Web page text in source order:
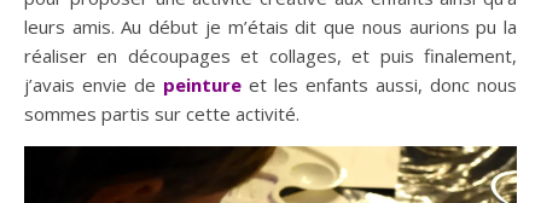
leurs amis. Au début je m’étais dit que nous aurions pu la
réaliser en découpages et collages, et puis finalement,
j’avais envie de peinture et les enfants aussi, donc nous
sommes partis sur cette activité.